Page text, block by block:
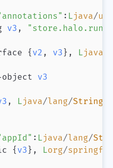
: Ljava/
v3 , "store.halo.run/
{ v2 , v3 } , Ljava
v3
, Ljava/lang/String
: Ljava/lang/
{ v3 } , Lorg/